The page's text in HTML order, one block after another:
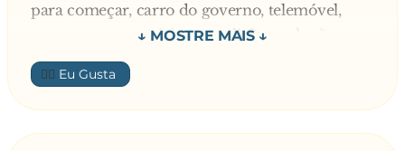
para começar, carro do governo, telemóvel,
casa e uma secretária pessoal! Que achas?
- Elah… Mas isso é muita coisa, vai estragar o
rapaz! Não lhe arranjas qualquer coisa mais
normal? Assim, sem carro, nem casa, nem
secretária e só uns 900 euritos por mês. Não
👍🏼